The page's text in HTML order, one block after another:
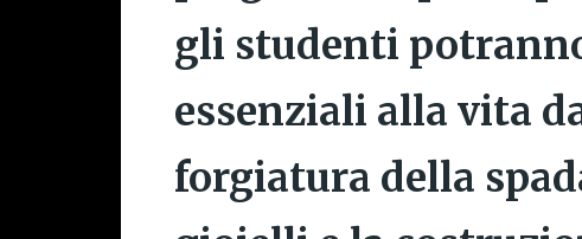
gli studenti
essenziali alla vita
forgiatura della